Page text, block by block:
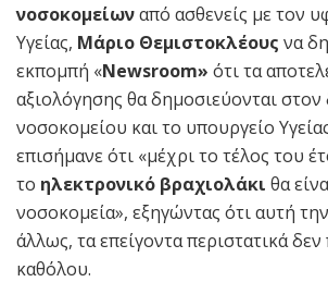
νοσοκομείωναπό ασθενείς με τον
Υγείας, Μάριο Θεμιστοκλέους να
εκπομπή «Νewsroom» ότι τα
αξιολόγησης θα δημοσιεύονται στον
νοσοκομείου και το υπουργείο
επισήμανε ότι «μέχρι το τέλος του
το ηλεκτρονικό βραχιολάκι θα
νοσοκομεία», εξηγώντας ότι αυτή
άλλως, τα επείγοντα περιστατικά
καθόλου.